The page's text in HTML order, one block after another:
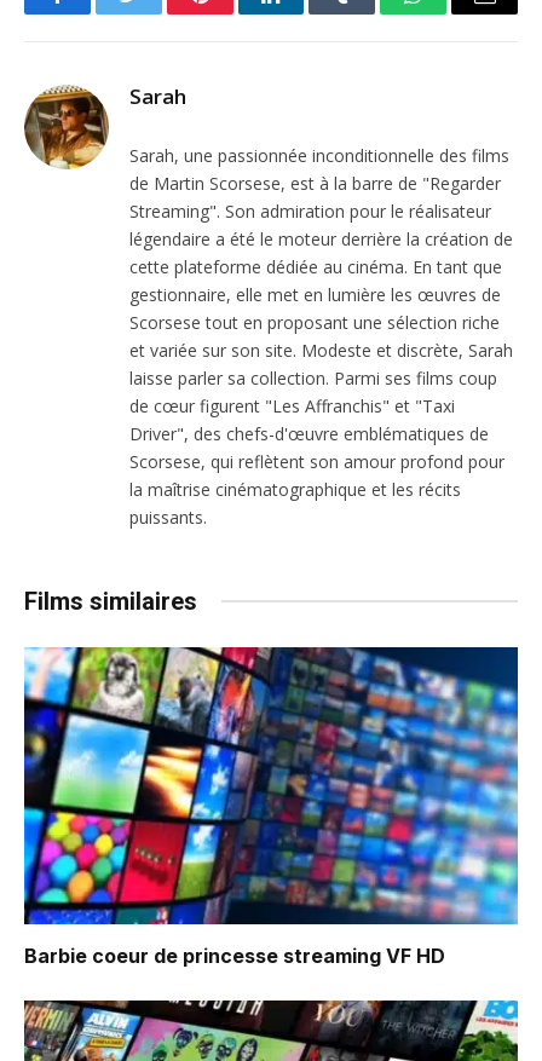
FacebookTwitter PinterestLinkedInTumblr WhatsAppEmail
Sarah
Sarah, une passionnée inconditionnelle des films
de Martin Scorsese, est à la barre de "Regarder
Streaming". Son admiration pour le réalisateur
légendaire a été le moteur derrière la création de
cette plateforme dédiée au cinéma. En tant que
gestionnaire, elle met en lumière les œuvres de
Scorsese tout en proposant une sélection riche
et variée sur son site. Modeste et discrète, Sarah
laisse parler sa collection. Parmi ses films coup
de cœur figurent "Les Affranchis" et "Taxi
Driver", des chefs-d'œuvre emblématiques de
Scorsese, qui reflètent son amour profond pour
la maîtrise cinématographique et les récits
puissants.
Films similaires
Barbie coeur de princesse streaming VF HD